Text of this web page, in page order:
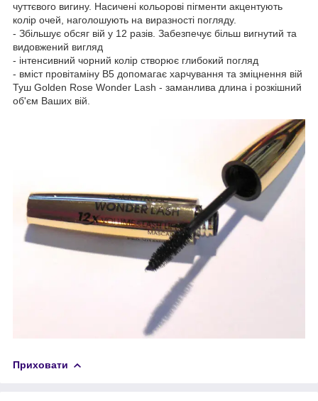
чуттєвого вигину. Насичені кольорові пігменти акцентують
колір очей, наголошують на виразності погляду.
- Збільшує обсяг вій у 12 разів. Забезпечує більш вигнутий та
видовжений вигляд
- інтенсивний чорний колір створює глибокий погляд
- вміст провітаміну В5 допомагає харчування та зміцнення вій
Туш Golden Rose Wonder Lash - заманлива длина і розкішний
об'єм Ваших вій.
Приховати